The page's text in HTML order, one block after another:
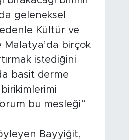
geleneksel
Kültür ve
Malatya’da birçok
istediğini
basit derme
bu mesleği”
Bayyiğit,